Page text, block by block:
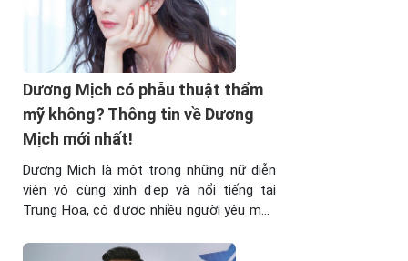
Dương Mịch có phẫu thuật thẩm
mỹ không? Thông tin về Dương
Mịch mới nhất!
Dương Mịch là một trong những nữ diễn
viên vô cùng xinh đẹp và nổi tiếng tại
Trung Hoa, cô được nhiều người yêu mến
lan tỏa ra tầm châu lục. Tuy nhiên, đời tư